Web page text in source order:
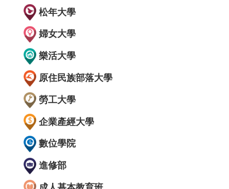
松年大學
婦女大學
樂活大學
原住民族部落大學
勞工大學
企業產經大學
數位學院
進修部